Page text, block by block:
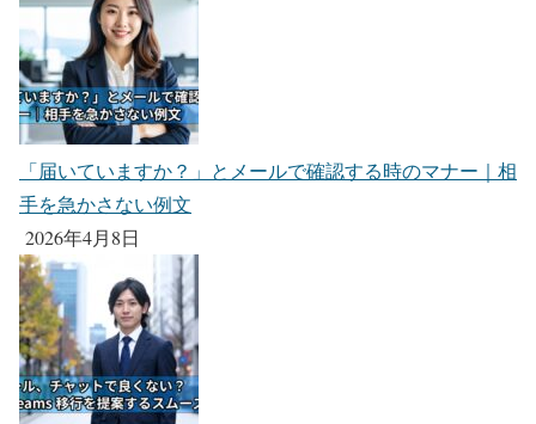
「届いていますか？」とメールで確認する時のマナー｜相
手を急かさない例文
2026年4月8日